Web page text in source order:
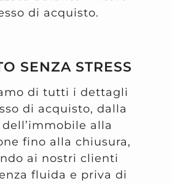
di acquisto.
SENZA STRESS
di tutti i dettagli
di acquisto, dalla
alla
fino alla chiusura,
ai nostri clienti
fluida e priva di